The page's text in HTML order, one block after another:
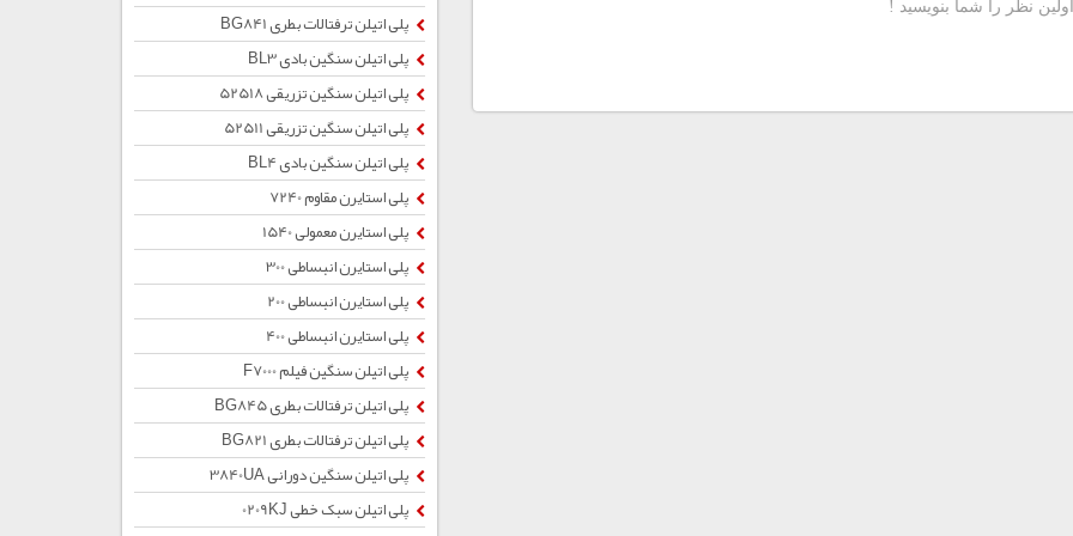
پلی اتیلن ترفتالات بطری BG841
پلی اتیلن سنگین بادی BL3
پلی اتیلن سنگین تزریقی 52518
پلی اتیلن سنگین تزریقی 52511
پلی اتیلن سنگین بادی BL4
پلی استایرن مقاوم 7240
پلی استایرن معمولی 1540
پلی استایرن انبساطی 300
پلی استایرن انبساطی 200
پلی استایرن انبساطی 400
پلی اتیلن سنگین فیلم F7000
پلی اتیلن ترفتالات بطری BG845
پلی اتیلن ترفتالات بطری BG821
پلی اتیلن سنگین دورانی 3840UA
پلی اتیلن سبک خطی 0209KJ